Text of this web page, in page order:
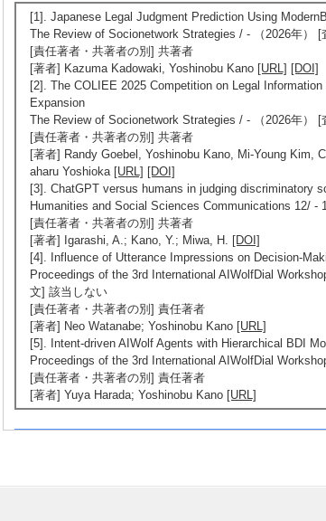
[1]. Japanese Legal Judgment Prediction Using
The Review of Socionetwork Strategies / - （2026年）
[責任著者・共著者の別] 共著者
[著者] Kazuma Kadowaki, Yoshinobu Kano [URL] [DOI]
[2]. The COLIEE 2025 Competition on Legal
Expansion
The Review of Socionetwork Strategies / - （2026年）
[責任著者・共著者の別] 共著者
[著者] Randy Goebel, Yoshinobu Kano, Mi-Young Kim,
aharu Yoshioka [URL] [DOI]
[3]. ChatGPT versus humans in judging discriminatory
Humanities and Social Sciences Communications 12/
[責任著者・共著者の別] 共著者
[著者] Igarashi, A.; Kano, Y.; Miwa, H. [DOI]
[4]. Influence of Utterance Impressions on Decision-
Proceedings of the 3rd International AIWolfDial
文] 該当しない
[責任著者・共著者の別] 責任著者
[著者] Neo Watanabe; Yoshinobu Kano [URL]
[5]. Intent-driven AIWolf Agents with Hierarchical BDI
Proceedings of the 3rd International AIWolfDial
[責任著者・共著者の別] 責任著者
[著者] Yuya Harada; Yoshinobu Kano [URL]